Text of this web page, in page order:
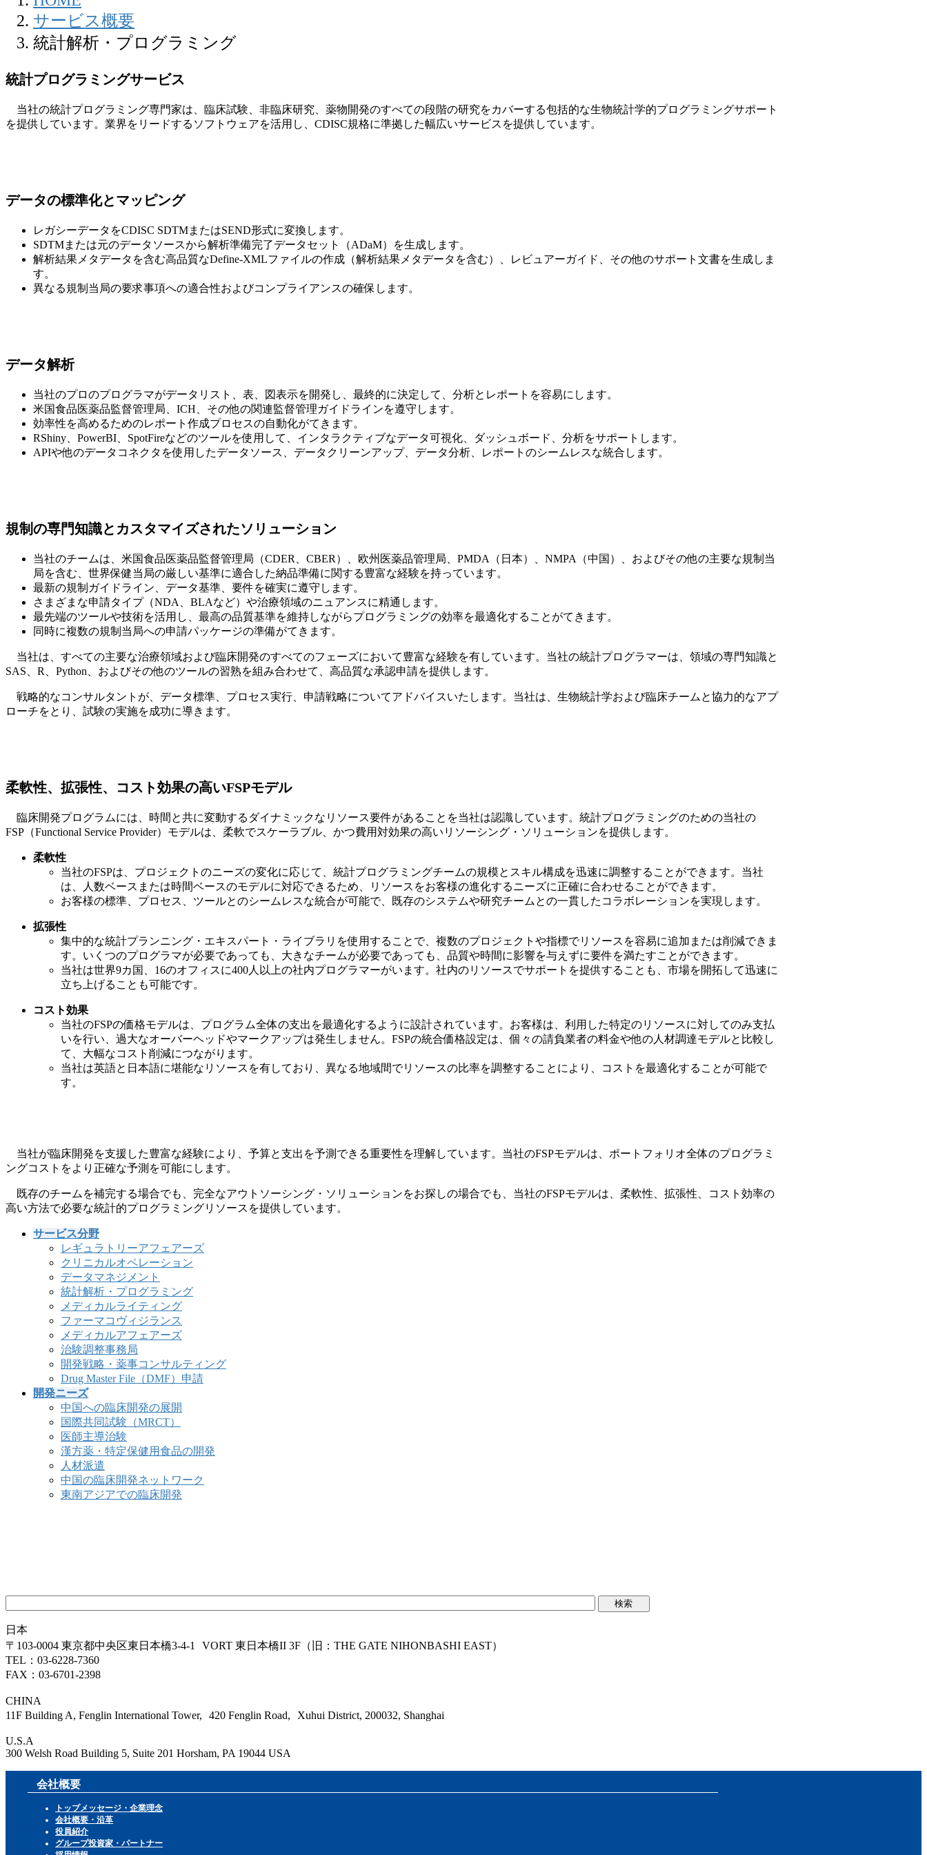
サービス概要
統計解析・プログラミング
統計プログラミングサービス
当社の統計プログラミング専門家は、臨床試験、非臨床研究、薬物開発のすべての段階の研究をカバーする包括的な生物統計学的プログラミングサポート
を提供しています。業界をリードするソフトウェアを活用し、CDISC規格に準拠した幅広いサービスを提供しています。
データの標準化とマッピング
レガシーデータをCDISC SDTMまたはSEND形式に変換します。
SDTMまたは元のデータソースから解析準備完了データセット（ADaM）を生成します。
解析結果メタデータを含む高品質なDefine-XMLファイルの作成（解析結果メタデータを含む）、レビュアーガイド、その他のサポート文書を生成しま
す。
異なる規制当局の要求事項への適合性およびコンプライアンスの確保します。
データ解析
当社のプロのプログラマがデータリスト、表、図表示を開発し、最終的に決定して、分析とレポートを容易にします。
米国食品医薬品監督管理局、ICH、その他の関連監督管理ガイドラインを遵守します。
効率性を高めるためのレポート作成プロセスの自動化がてきます。
RShiny、PowerBI、SpotFireなどのツールを使用して、インタラクティブなデータ可視化、ダッシュボード、分析をサポートします。
APIや他のデータコネクタを使用したデータソース、データクリーンアップ、データ分析、レポートのシームレスな統合します。
規制の専門知識とカスタマイズされたソリューション
当社のチームは、米国食品医薬品監督管理局（CDER、CBER）、欧州医薬品管理局、PMDA（日本）、NMPA（中国）、およびその他の主要な規制当
局を含む、世界保健当局の厳しい基準に適合した納品準備に関する豊富な経験を持っています。
最新の規制ガイドライン、データ基準、要件を確実に遵守します。
さまざまな申請タイプ（NDA、BLAなど）や治療領域のニュアンスに精通します。
最先端のツールや技術を活用し、最高の品質基準を維持しながらプログラミングの効率を最適化することがてきます。
同時に複数の規制当局への申請パッケージの準備がてきます。
当社は、すべての主要な治療領域および臨床開発のすべてのフェーズにおいて豊富な経験を有しています。当社の統計プログラマーは、領域の専門知識と
SAS、R、Python、およびその他のツールの習熟を組み合わせて、高品質な承認申請を提供します。
戦略的なコンサルタントが、データ標準、プロセス実行、申請戦略についてアドバイスいたします。当社は、生物統計学および臨床チームと協力的なアプ
ローチをとり、試験の実施を成功に導きます。
柔軟性、拡張性、コスト効果の高いFSPモデル
臨床開発プログラムには、時間と共に変動するダイナミックなリソース要件があることを当社は認識しています。統計プログラミングのための当社の
FSP（Functional Service Provider）モデルは、柔軟でスケーラブル、かつ費用対効果の高いリソーシング・ソリューションを提供します。
柔軟性
当社のFSPは、プロジェクトのニーズの変化に応じて、統計プログラミングチームの規模とスキル構成を迅速に調整することができます。当社
は、人数ベースまたは時間ベースのモデルに対応できるため、リソースをお客様の進化するニーズに正確に合わせることができます。
お客様の標準、プロセス、ツールとのシームレスな統合が可能で、既存のシステムや研究チームとの一貫したコラボレーションを実現します。
拡張性
集中的な統計プランニング・エキスパート・ライブラリを使用することで、複数のプロジェクトや指標でリソースを容易に追加または削減できま
す。いくつのプログラマが必要であっても、大きなチームが必要であっても、品質や時間に影響を与えずに要件を満たすことができます。
当社は世界9カ国、16のオフィスに400人以上の社内プログラマーがいます。社内のリソースでサポートを提供することも、市場を開拓して迅速に
立ち上げることも可能です。
コスト効果
当社のFSPの価格モデルは、プログラム全体の支出を最適化するように設計されています。お客様は、利用した特定のリソースに対してのみ支払
いを行い、過大なオーバーヘッドやマークアップは発生しません。FSPの統合価格設定は、個々の請負業者の料金や他の人材調達モデルと比較し
て、大幅なコスト削減につながります。
当社は英語と日本語に堪能なリソースを有しており、異なる地域間でリソースの比率を調整することにより、コストを最適化することが可能で
す。
当社が臨床開発を支援した豊富な経験により、予算と支出を予測できる重要性を理解しています。当社のFSPモデルは、ポートフォリオ全体のプログラミ
ングコストをより正確な予測を可能にします。
既存のチームを補完する場合でも、完全なアウトソーシング・ソリューションをお探しの場合でも、当社のFSPモデルは、柔軟性、拡張性、コスト効率の
高い方法で必要な統計的プログラミングリソースを提供しています。
サービス分野
レギュラトリーアフェアーズ
クリニカルオペレーション
データマネジメント
統計解析・プログラミング
メディカルライティング
ファーマコヴィジランス
メディカルアフェアーズ
治験調整事務局
開発戦略・薬事コンサルティング
Drug Master File（DMF）申請
開発ニーズ
中国への臨床開発の展開
国際共同試験（MRCT）
医師主導治験
漢方薬・特定保健用食品の開発
人材派遣
中国の臨床開発ネットワーク
東南アジアでの臨床開発
検
索:
日本
〒103-0004 東京都中央区東日本橋3-4-1 VORT 東日本橋II 3F（旧：THE GATE NIHONBASHI EAST）
TEL：03-6228-7360
FAX：03-6701-2398
CHINA
11F Building A, Fenglin International Tower, 420 Fenglin Road, Xuhui District, 200032, Shanghai
U.S.A
300 Welsh Road Building 5, Suite 201 Horsham, PA 19044 USA
会社概要
トップメッセージ・企業理念
会社概要・沿革
役員紹介
グループ投資家・パートナー